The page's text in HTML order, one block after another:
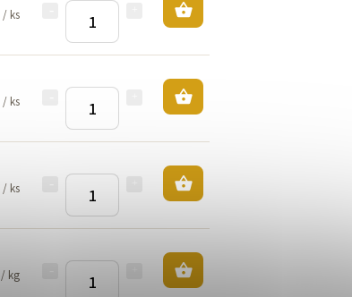
/ ks
/ ks
/ ks
/ kg